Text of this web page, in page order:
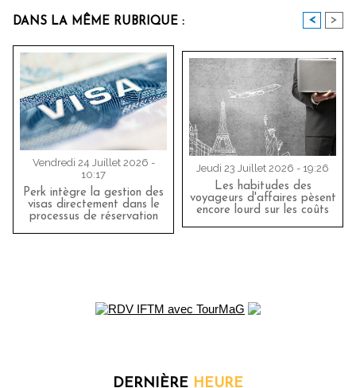
DANS LA MÊME RUBRIQUE : < >
Vendredi 24 Juillet 2026 -
10:17
Perk intègre la gestion des
visas directement dans le
processus de réservation
Jeudi 23 Juillet 2026 - 19:26
Les habitudes des
voyageurs d'affaires pèsent
encore lourd sur les coûts
DERNIÈRE HEURE